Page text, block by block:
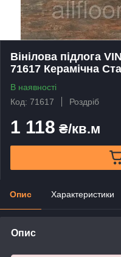
Вінілова підлога
71617 Керамічна
В наявності
Код: 71617
Роздріб
1 118 ₴/кв.м
Опис Характеристики
Опис